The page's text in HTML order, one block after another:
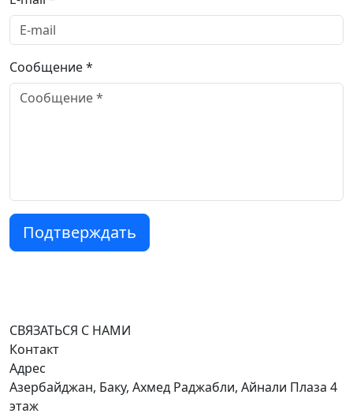
Сообщение *
Подтверждать
СВЯЗАТЬСЯ С НАМИ
Контакт
Адрес
Азербайджан, Баку, Ахмед Раджабли, Айнали Плаза 4
этаж